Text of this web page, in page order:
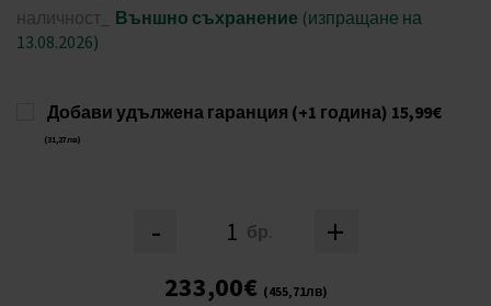
наличност_
Външно съхранение (изпращане на
13.08.2026)
Добави удължена гаранция (+1 година) 15,99€
(31,27лв)
- бр. +
233,00€ (455,71лв)